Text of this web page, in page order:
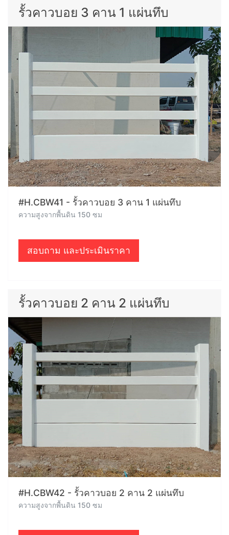
รั้วคาวบอย 3 คาน 1 แผ่นทึบ
#H.CBW41 - รั้วคาวบอย 3 คาน 1 แผ่นทึบ
ความสูงจากพื้นดิน 150 ซม
สอบถาม และประเมินราคา
รั้วคาวบอย 2 คาน 2 แผ่นทึบ
#H.CBW42 - รั้วคาวบอย 2 คาน 2 แผ่นทึบ
ความสูงจากพื้นดิน 150 ซม